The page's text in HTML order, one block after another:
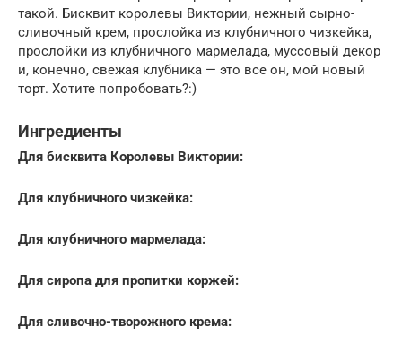
такой. Бисквит королевы Виктории, нежный сырно-
сливочный крем, прослойка из клубничного чизкейка,
прослойки из клубничного мармелада, муссовый декор
и, конечно, свежая клубника — это все он, мой новый
торт. Хотите попробовать?:)
Ингредиенты
Для бисквита Королевы Виктории:
Для клубничного чизкейка:
Для клубничного мармелада:
Для сиропа для пропитки коржей:
Для сливочно-творожного крема: